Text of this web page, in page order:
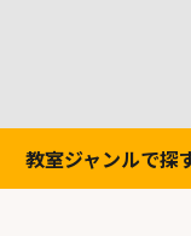
教室ジャンルで探